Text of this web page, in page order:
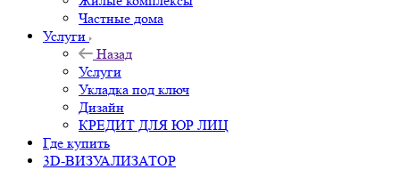
Частные дома
Услуги
Назад
Услуги
Укладка под ключ
Дизайн
КРЕДИТ ДЛЯ ЮР ЛИЦ
Где купить
3D-ВИЗУАЛИЗАТОР